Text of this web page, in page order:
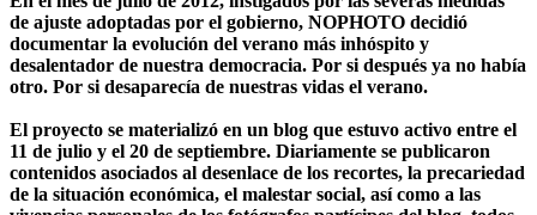
de ajuste adoptadas por el gobierno, NOPHOTO decidió
documentar la evolución del verano más inhóspito y
desalentador de nuestra democracia. Por si después ya no había
otro. Por si desaparecía de nuestras vidas el verano.
El proyecto se materializó en un blog que estuvo activo entre el
11 de julio y el 20 de septiembre. Diariamente se publicaron
contenidos asociados al desenlace de los recortes, la precariedad
de la situación económica, el malestar social, así como a las